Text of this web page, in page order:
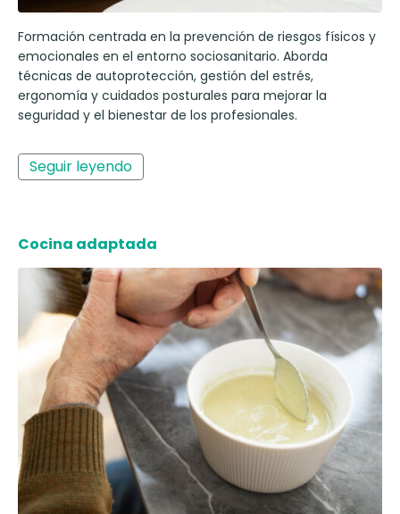
Formación centrada en la prevención de riesgos físicos y
emocionales en el entorno sociosanitario. Aborda
técnicas de autoprotección, gestión del estrés,
ergonomía y cuidados posturales para mejorar la
seguridad y el bienestar de los profesionales.
Seguir leyendo
Cocina adaptada